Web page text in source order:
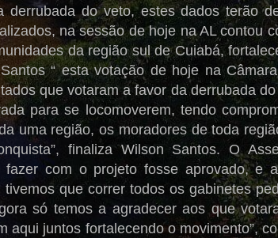
derrubada do veto, estes dados terão
na sessão de hoje na AL contou
da região sul de Cuiabá,
“ esta votação de hoje na
que votaram a favor da derrubada
para se locomoverem, tendo
uma região, os moradores de toda
finaliza Wilson Santos. O
com o projeto fosse aprovado, e
que correr todos os gabinetes
só temos a agradecer aos que
aqui juntos fortalecendo o movimento”,